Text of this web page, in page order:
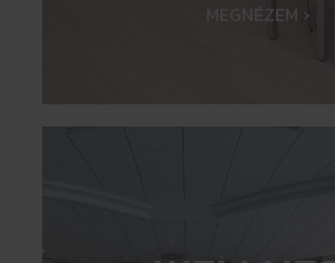
MEGNÉZEM ›